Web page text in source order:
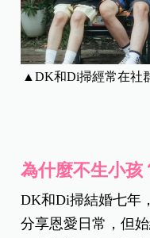
▲DK和Di掃經常在社
為什麼不生小孩
DK和Di掃結婚七年
分享恩愛日常，但